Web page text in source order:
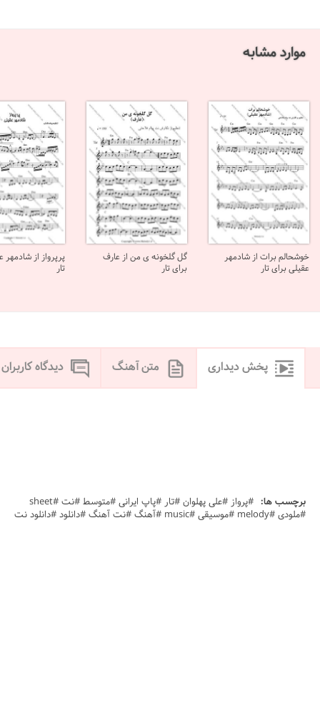
موارد مشابه
خوشحالم برات از شادمهر
عقیلی برای تار
گل گلخونه ی من از عارف
برای تار
پرپرواز از شادمهر
تار
پخش دیداری متن آهنگ دیدگاه کاربران
برچسب ها:
#پرواز #علی پهلوان #تار #پاپ ایرانی #متوسط #نت #sheet
#ملودی #melody #موسیقی #music #آهنگ #نت آهنگ #دانلود #دانلود نت